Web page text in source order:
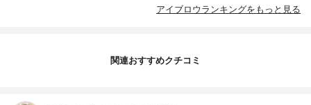
アイブロウランキングをもっと見る
関連おすすめクチコミ